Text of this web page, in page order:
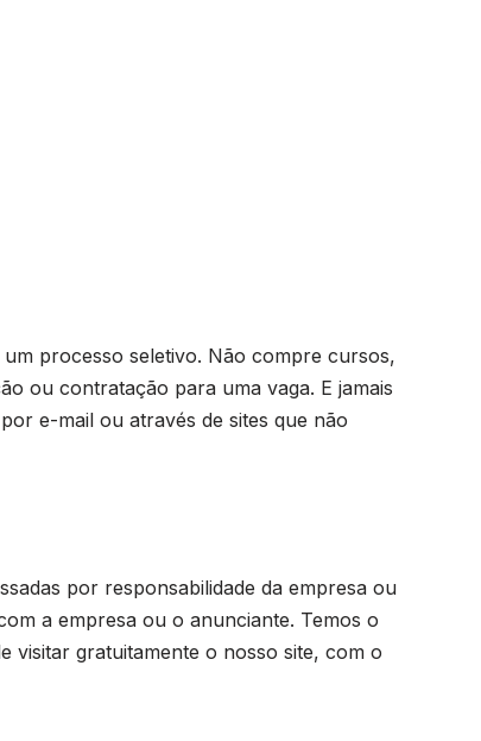
processo seletivo. Não compre cursos,
ou contratação para uma vaga. E jamais
e-mail ou através de sites que não
por responsabilidade da empresa ou
a empresa ou o anunciante. Temos o
visitar gratuitamente o nosso site, com o